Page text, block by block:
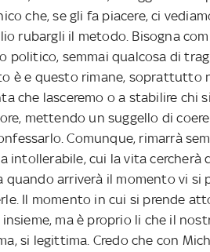
che, se gli fa piacere, ci
rubargli il metodo. Bisogna
politico, semmai qualcosa di
è e questo rimane, soprattutto
che lasceremo o a stabilire chi
mettendo un suggello di
Comunque, rimarrà
intollerabile, cui la vita cercherà
quando arriverà il momento vi si
Il momento in cui si prende
ma è proprio li che il
si legittima. Credo che con